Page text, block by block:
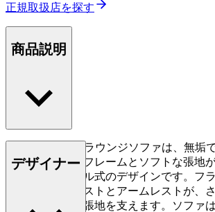
正規取扱店を探す
商品説明
Embrace Outdoorラウンジソファは、無垢
認証チーク材のフレームとソフトな張地
ブルなモジュール式のデザインです。フ
みしたバックレストとアームレストが、
ラーでソフトな張地を支えます。ソファ
デザイナー